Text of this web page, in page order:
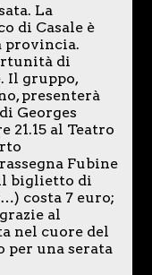
La
di Casale è
provincia.
di
Il gruppo,
presenterà
Georges
21.15 al Teatro
Fubine
biglietto di
costa 7 euro;
al
nel cuore del
per una serata